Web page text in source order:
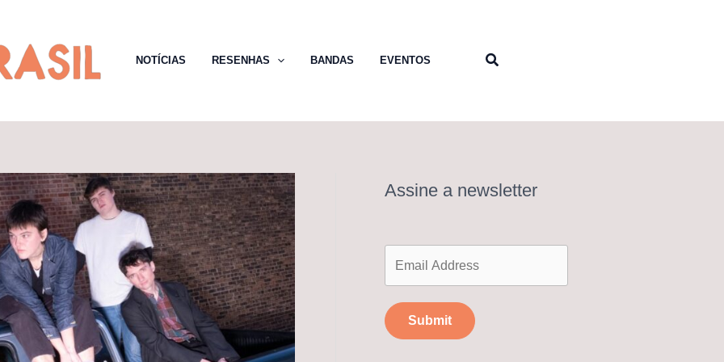
NOTÍCIAS RESENHAS BANDAS EVENTOS Pesquisar
Assine a newsletter
Submit